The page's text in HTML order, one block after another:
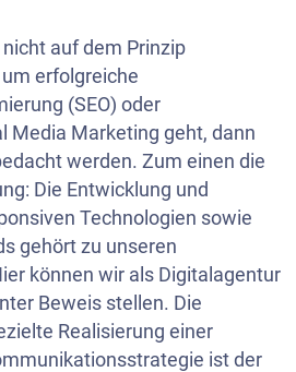
auf dem Prinzip
erfolgreiche
(SEO) oder
Media Marketing geht, dann
werden. Zum einen die
Die Entwicklung und
Technologien sowie
gehört zu unseren
können wir als Digitalagentur
Beweis stellen. Die
Realisierung einer
ist der